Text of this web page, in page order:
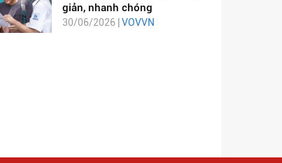
giản, nhanh chóng
30/06/2026 |VOVVN